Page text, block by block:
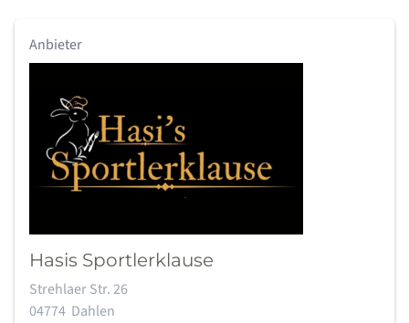
Anbieter
Hasis Sportlerklause
Adresse:
Strehlaer Str. 26
04774 Dahlen